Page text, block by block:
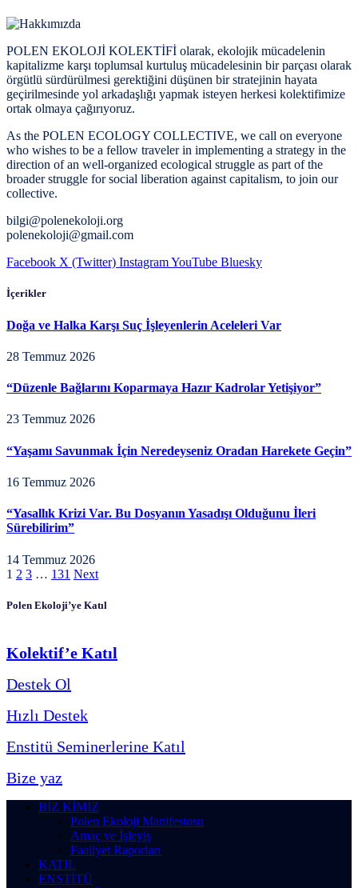
POLEN EKOLOJİ KOLEKTİFİ olarak, ekolojik mücadelenin
kapitalizme karşı toplumsal kurtuluş mücadelesinin bir parçası olarak
örgütlü sürdürülmesi gerektiğini düşünen bir stratejinin hayata
geçirilmesinde yol arkadaşlığı yapmak isteyen herkesi kolektifimize
ortak olmaya çağırıyoruz.
As the POLEN ECOLOGY COLLECTIVE, we call on everyone
who wishes to be a fellow traveler in implementing a strategy in the
direction of an well-organized ecological struggle as part of the
broader struggle for social liberation against capitalism, to join our
collective.
bilgi@polenekoloji.org
polenekoloji@gmail.com
Facebook X (Twitter) InstagramYouTube Bluesky
İçerikler
Doğa ve Halka Karşı Suç İşleyenlerin Aceleleri Var
28 Temmuz 2026
“Düzenle Bağlarını Koparmaya Hazır Kadrolar Yetişiyor”
23 Temmuz 2026
“Yaşamı Savunmak İçin Neredeyseniz Oradan Harekete Geçin”
16 Temmuz 2026
“Yasallık Krizi Var. Bu Dosyanın Yasadışı Olduğunu İleri
Sürebilirim”
14 Temmuz 2026
1 2 3 … 131 Next
Polen Ekoloji’ye Katıl
Kolektif’e Katıl
Destek Ol
Hızlı Destek
Enstitü Seminerlerine Katıl
Bize yaz
BİZ KİMİZ
Polen Ekoloji Manifestosu
Amaç ve İşleyiş
Faaliyet Raporları
KATIL
ENSTİTÜ